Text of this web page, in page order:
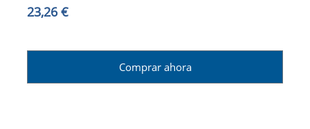
23,26 €
Comprar ahora